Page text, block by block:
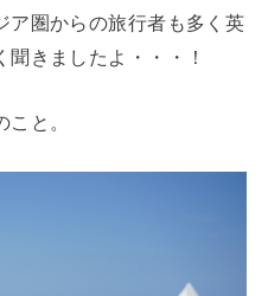
ア圏からの旅行者も多く英
きましたよ・・・！
と。